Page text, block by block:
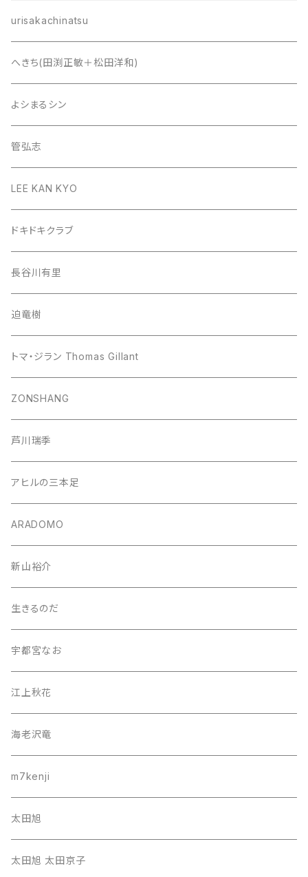
urisakachinatsu
へきち(田渕正敏＋松田洋和)
よシまるシン
管弘志
LEE KAN KYO
ドキドキクラブ
長谷川有里
迫竜樹
トマ・ジラン Thomas Gillant
ZONSHANG
芦川瑞季
アヒルの三本足
ARADOMO
新山裕介
生きるのだ
宇都宮なお
江上秋花
海老沢竜
m7kenji
太田旭
太田旭 太田京子